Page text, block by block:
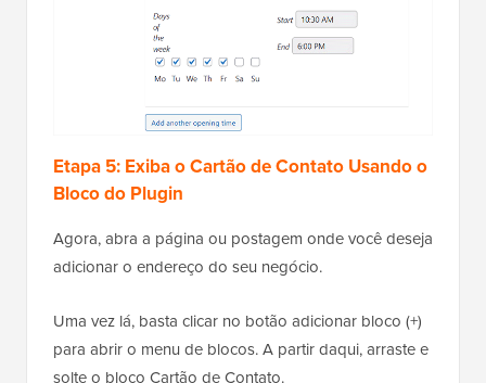
Etapa 5: Exiba o Cartão de Contato Usando o
Bloco do Plugin
Agora, abra a página ou postagem onde você deseja
adicionar o endereço do seu negócio.
Uma vez lá, basta clicar no botão adicionar bloco (+)
para abrir o menu de blocos. A partir daqui, arraste e
solte o bloco Cartão de Contato.